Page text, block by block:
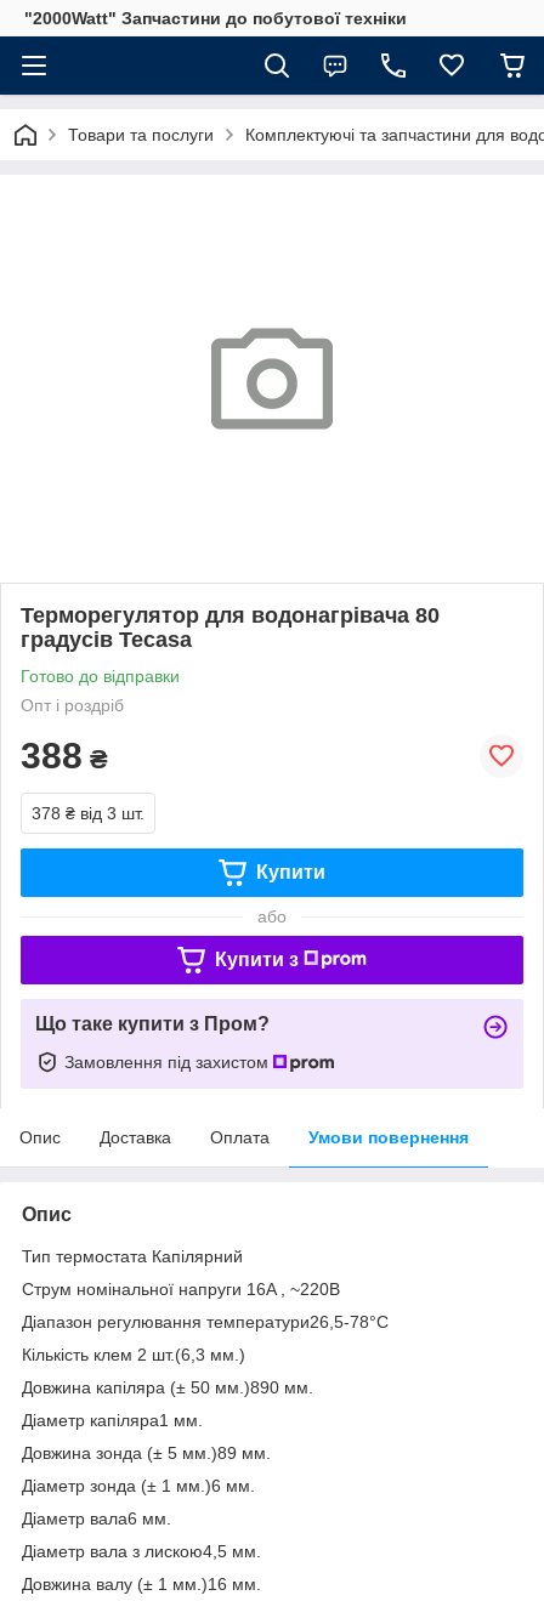
"2000Watt" Запчастини до побутової техніки
Товари та послуги Комплектуючі та запчастини для
Терморегулятор для водонагрівача 80
градусів Tecasa
Готово до відправки
Опт і роздріб
388 ₴
378 ₴ від 3 шт.
Купити
або
Купити з
Що таке купити з Пром?
Замовлення під захистом
Опис Доставка Оплата Умови повернення
Опис
Тип термостата Капілярний
Струм номінальної напруги 16A , ~220В
Діапазон регулювання температури26,5-78°С
Кількість клем 2 шт.(6,3 мм.)
Довжина капіляра (± 50 мм.)890 мм.
Діаметр капіляра1 мм.
Довжина зонда (± 5 мм.)89 мм.
Діаметр зонда (± 1 мм.)6 мм.
Діаметр вала6 мм.
Діаметр вала з лискою4,5 мм.
Довжина валу (± 1 мм.)16 мм.